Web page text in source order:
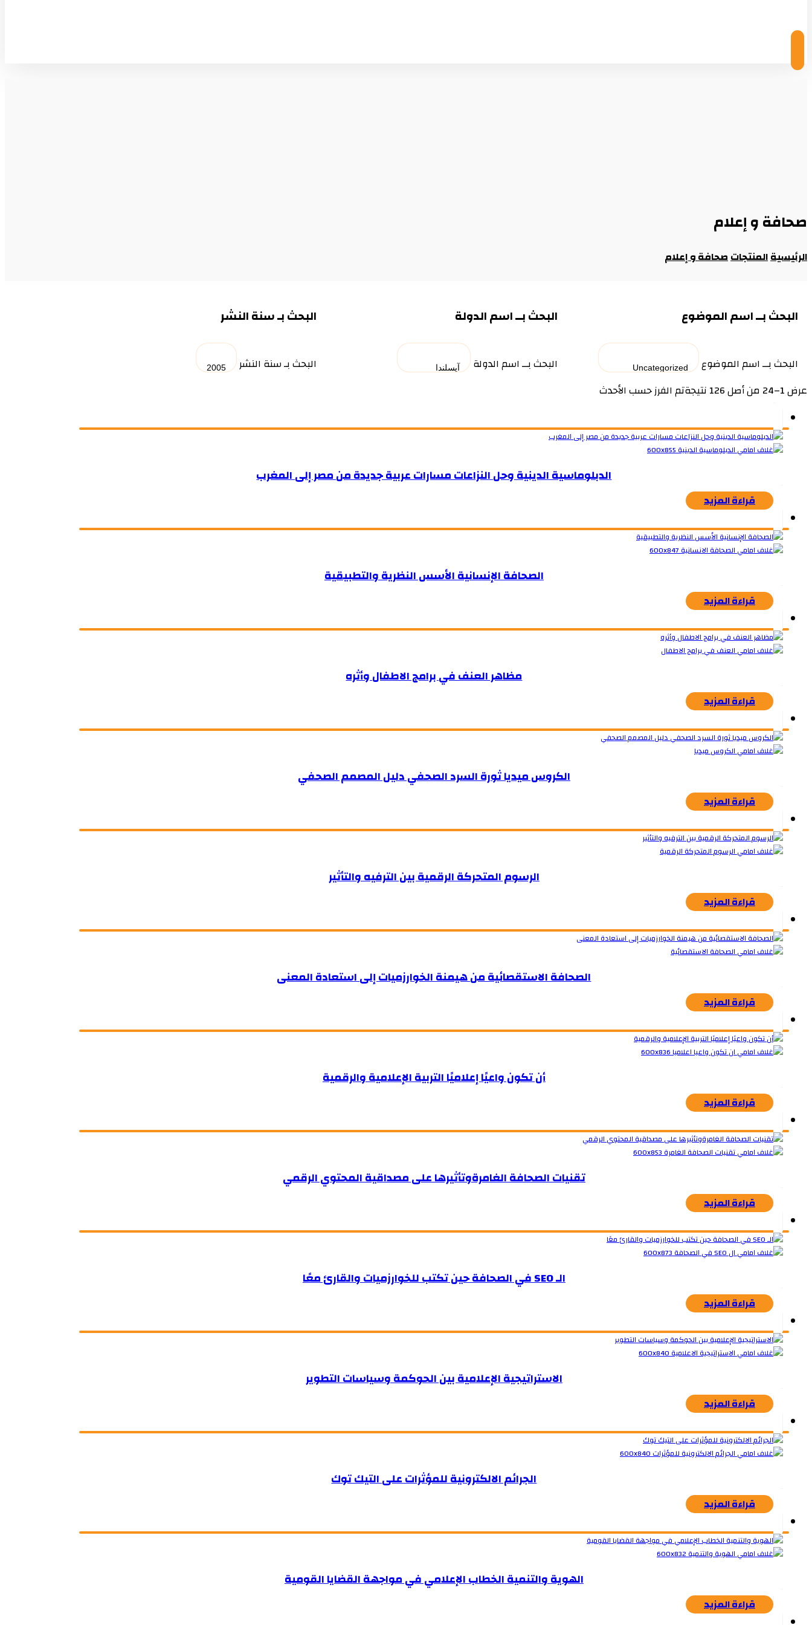
صحافة و إعلام
الرئيسيةالمنتجاتصحافة و إعلام
البحث بــ اسم الموضوع
البحث بــ اسم الموضوع
البحث بــ اسم الدولة
البحث بــ اسم الدولة
البحث بـ سنة النشر
البحث بـ سنة النشر
عرض 1–24 من أصل 126 نتيجة
تم الفرز حسب الأحدث
الدبلوماسية الدينية وحل النزاعات مسارات عربية جديدة من مصر إلى المغرب
قراءة المزيد
الصحافة الإنسانية الأسس النظرية والتطبيقية
قراءة المزيد
مظاهر العنف في برامج الاطفال وأثره
قراءة المزيد
الكروس ميديا ثورة السرد الصحفي دليل المصمم الصحفي
قراءة المزيد
الرسوم المتحركة الرقمية بين الترفيه والتأثير
قراءة المزيد
الصحافة الاستقصائية من هيمنة الخوارزميات إلى استعادة المعنى
قراءة المزيد
أن تكون واعيًا إعلاميًا التربية الإعلامية والرقمية
قراءة المزيد
تقنيات الصحافة الغامرةوتأثيرها على مصداقية المحتوي الرقمي
قراءة المزيد
الـ SEO في الصحافة حين تكتب للخوارزميات والقارئ معًا
قراءة المزيد
الاستراتيجية الإعلامية بين الحوكمة وسياسات التطوير
قراءة المزيد
الجرائم الالكترونية للمؤثرات على التيك توك
قراءة المزيد
الهوية والتنمية الخطاب الإعلامي في مواجهة القضايا القومية
قراءة المزيد